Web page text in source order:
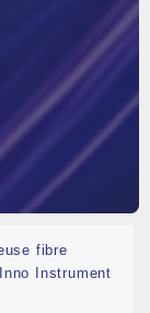
fibre
Inno Instrument